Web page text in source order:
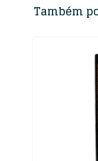
Também